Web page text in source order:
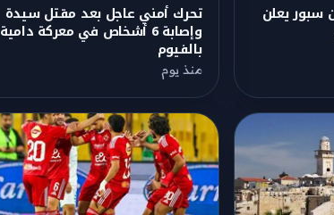
سبور يعلن تحرك أمني عاجل بعد مقتل سيدة
وإصابة 6 أشخاص في معركة دامية
بالفيوم
منذ يوم